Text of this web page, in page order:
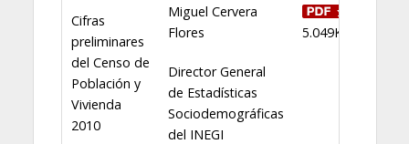
Cifras
preliminares
del Censo de
Población y
Vivienda
2010
Miguel Cervera
Flores
5.049KB
Director General
de Estadísticas
Sociodemográficas
del INEGI